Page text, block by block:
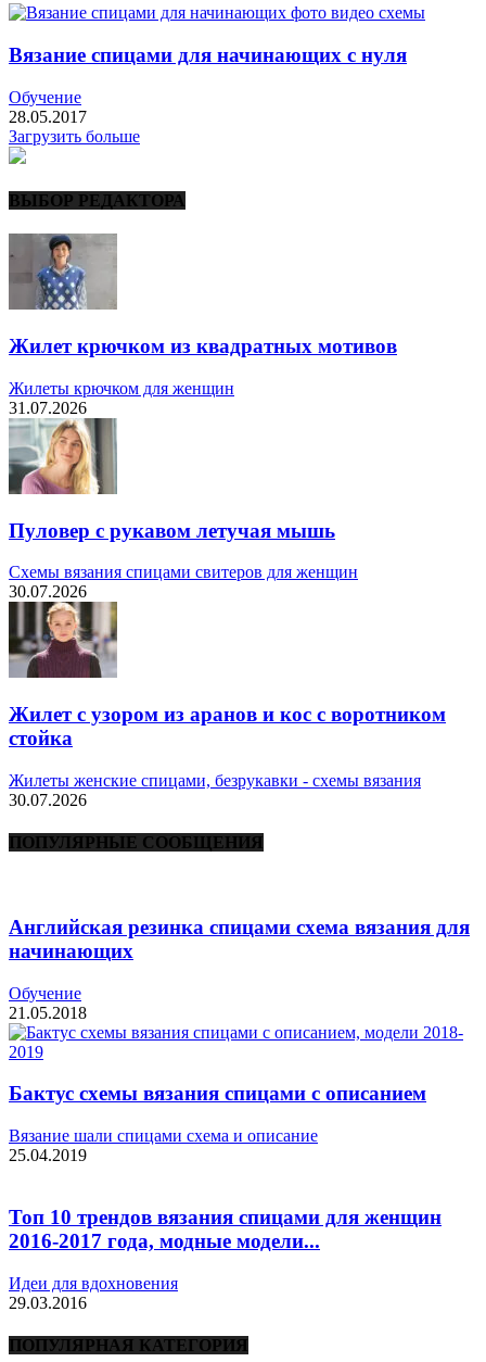
Вязание спицами для начинающих с нуля
Обучение
28.05.2017
Загрузить больше
ВЫБОР РЕДАКТОРА
Жилет крючком из квадратных мотивов
Жилеты крючком для женщин
31.07.2026
Пуловер с рукавом летучая мышь
Схемы вязания спицами свитеров для женщин
30.07.2026
Жилет с узором из аранов и кос с воротником
стойка
Жилеты женские спицами, безрукавки - схемы вязания
30.07.2026
ПОПУЛЯРНЫЕ СООБЩЕНИЯ
Английская резинка спицами схема вязания для
начинающих
Обучение
21.05.2018
Бактус схемы вязания спицами с описанием
Вязание шали спицами схема и описание
25.04.2019
Топ 10 трендов вязания спицами для женщин
2016-2017 года, модные модели...
Идеи для вдохновения
29.03.2016
ПОПУЛЯРНАЯ КАТЕГОРИЯ